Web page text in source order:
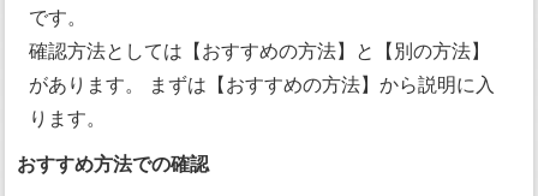
です。
確認方法としては【おすすめの方法】と【別の方法】
があります。 まずは【おすすめの方法】から説明に入
ります。
おすすめ方法での確認